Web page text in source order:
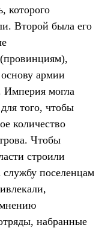
которого
Второй была его
армии
Империя могла
того, чтобы
количество
Чтобы
строили
поселенцам
набранные